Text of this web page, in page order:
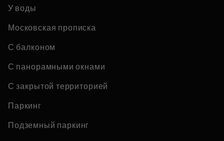
У воды
Московская прописка
С балконом
С панорамными окнами
С закрытой территорией
Паркинг
Подземный паркинг